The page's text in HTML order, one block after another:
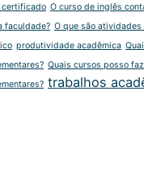
certificado O curso de inglês
faculdade? O que são atividades
produtividade acadêmica
Quais cursos posso
trabalhos